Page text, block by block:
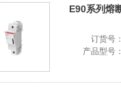
E90系列熔
订货号
产品型号